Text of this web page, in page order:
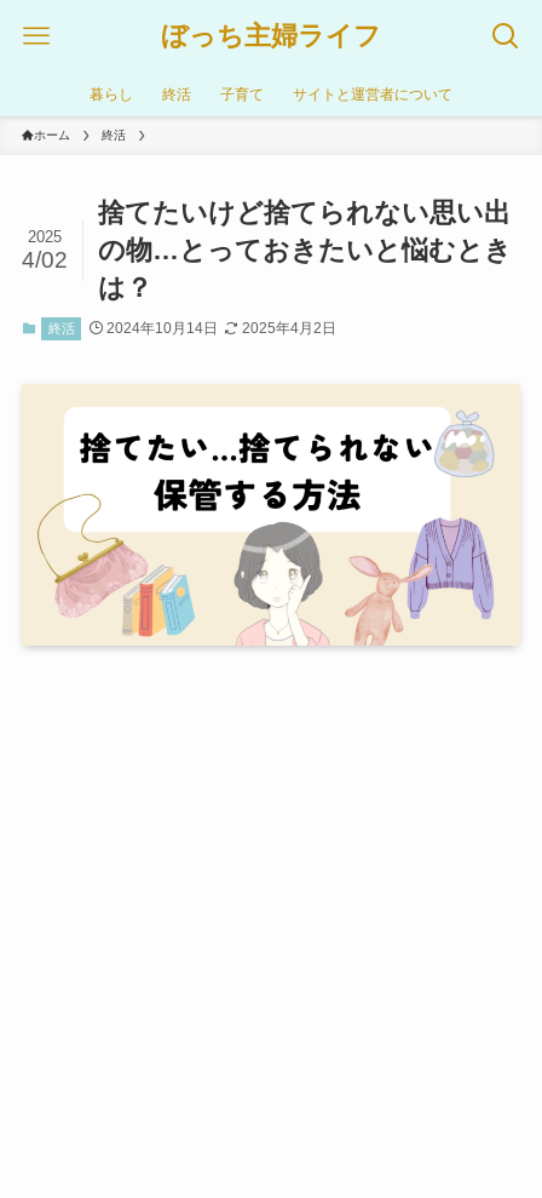
ぼっち主婦ライフ
暮らし 終活 子育て サイトと運営者について
ホーム 終活
捨てたいけど捨てられない思い出
の物…とっておきたいと悩むとき
は？
2025
4/02
終活 2024年10月14日 2025年4月2日